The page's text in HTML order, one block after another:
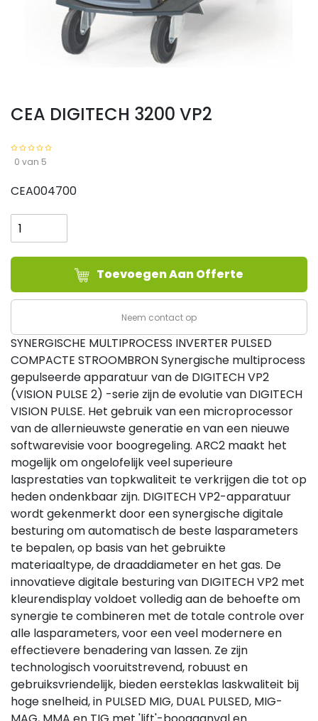
CEA DIGITECH 3200 VP2
0 van 5
CEA004700
DIGITECH
3200
VP2
Toevoegen Aan Offerte
Neem contact op
SYNERGISCHE MULTIPROCESS INVERTER PULSED
COMPACTE STROOMBRON Synergische multiprocess
gepulseerde apparatuur van de DIGITECH VP2
(VISION PULSE 2) -serie zijn de evolutie van DIGITECH
VISION PULSE. Het gebruik van een microprocessor
van de allernieuwste generatie en van een nieuwe
softwarevisie voor boogregeling. ARC2 maakt het
mogelijk om ongelofelijk veel superieure
lasprestaties van topkwaliteit te verkrijgen die tot op
heden ondenkbaar zijn. DIGITECH VP2-apparatuur
wordt gekenmerkt door een synergische digitale
besturing om automatisch de beste lasparameters
te bepalen, op basis van het gebruikte
materiaaltype, de draaddiameter en het gas. De
innovatieve digitale besturing van DIGITECH VP2 met
kleurendisplay voldoet volledig aan de behoefte om
synergie te combineren met de totale controle over
alle lasparameters, voor een veel modernere en
effectievere benadering van lassen. Ze zijn
technologisch vooruitstrevend, robuust en
gebruiksvriendelijk, bieden eersteklas laskwaliteit bij
hoge snelheid, in PULSED MIG, DUAL PULSED, MIG-